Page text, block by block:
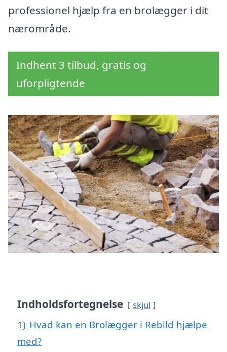
professionel hjælp fra en brolægger i dit
nærområde.
Indhent 3 tilbud, gratis og
uforpligtende
Indholdsfortegnelse skjul
1) Hvad kan en Brolægger i Rebild hjælpe
med?